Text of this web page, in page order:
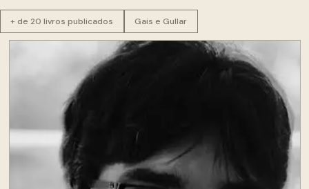
+ de 20 livros publicados Gais e Gullar